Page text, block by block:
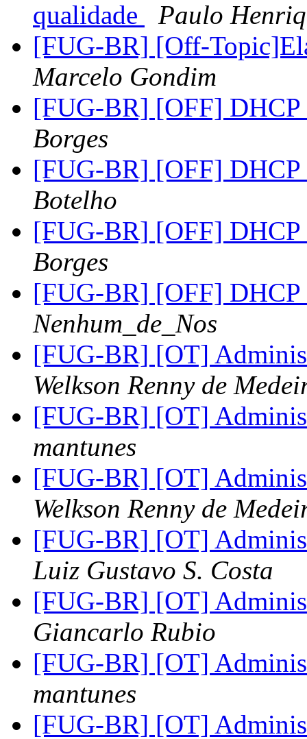
qualidade
Paulo
[FUG-BR] [Off-
Marcelo Gondim
[FUG-BR] [OFF] DHCP
Borges
[FUG-BR] [OFF] DHCP
Botelho
[FUG-BR] [OFF] DHCP
Borges
[FUG-BR] [OFF] DHCP
Nenhum_de_Nos
[FUG-BR] [OT]
Welkson Renny de
[FUG-BR] [OT]
mantunes
[FUG-BR] [OT]
Welkson Renny de
[FUG-BR] [OT]
Luiz Gustavo S. Costa
[FUG-BR] [OT]
Giancarlo Rubio
[FUG-BR] [OT]
mantunes
[FUG-BR] [OT]